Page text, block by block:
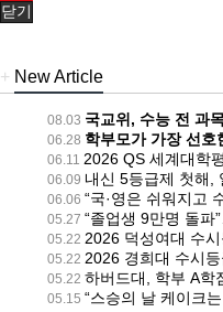
닫기
+ New Article
08.03 국교위, 수능 전 과
06.28 학부모가 가장 선호
06.11 2026 QS 세계대학
06.09 내신 5등급제 첫해,
06.06 “국·영은 쉬워지고
05.27 “졸업생 9만명 돌
05.22 2026 덕성여대 수
05.22 2026 경희대 수시
05.22 하버드대, 학부 A학
05.15 “스승의 날 케이크